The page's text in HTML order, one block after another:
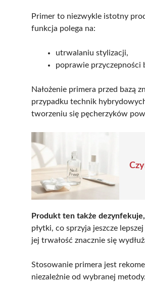
Primer to niezwykle istotny
funkcja polega na:
utrwalaniu stylizacji,
poprawie przyczepności
Nałożenie primera przed bazą
przypadku technik
tworzeniu się pęcherzyków
Produkt ten także dezynfekuje,
płytki, co sprzyja jeszcze
jej trwałość znacznie się
Stosowanie primera jest
niezależnie od wybranej